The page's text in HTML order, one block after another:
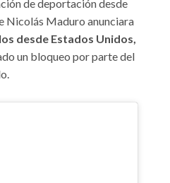
de deportación desde
Nicolás Maduro anunciara
desde Estados Unidos,
un bloqueo por parte del